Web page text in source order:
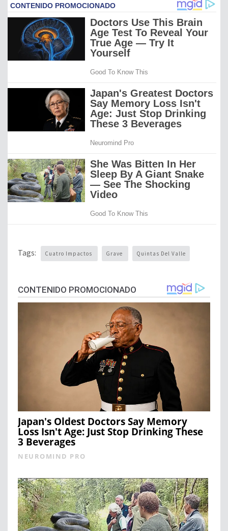
Tags: Cuatro Impactos Grave Quintas Del Valle
CONTENIDO PROMOCIONADO
Japan's Oldest Doctors Say Memory
Loss Isn't Age: Just Stop Drinking These
3 Beverages
NEUROMIND PRO